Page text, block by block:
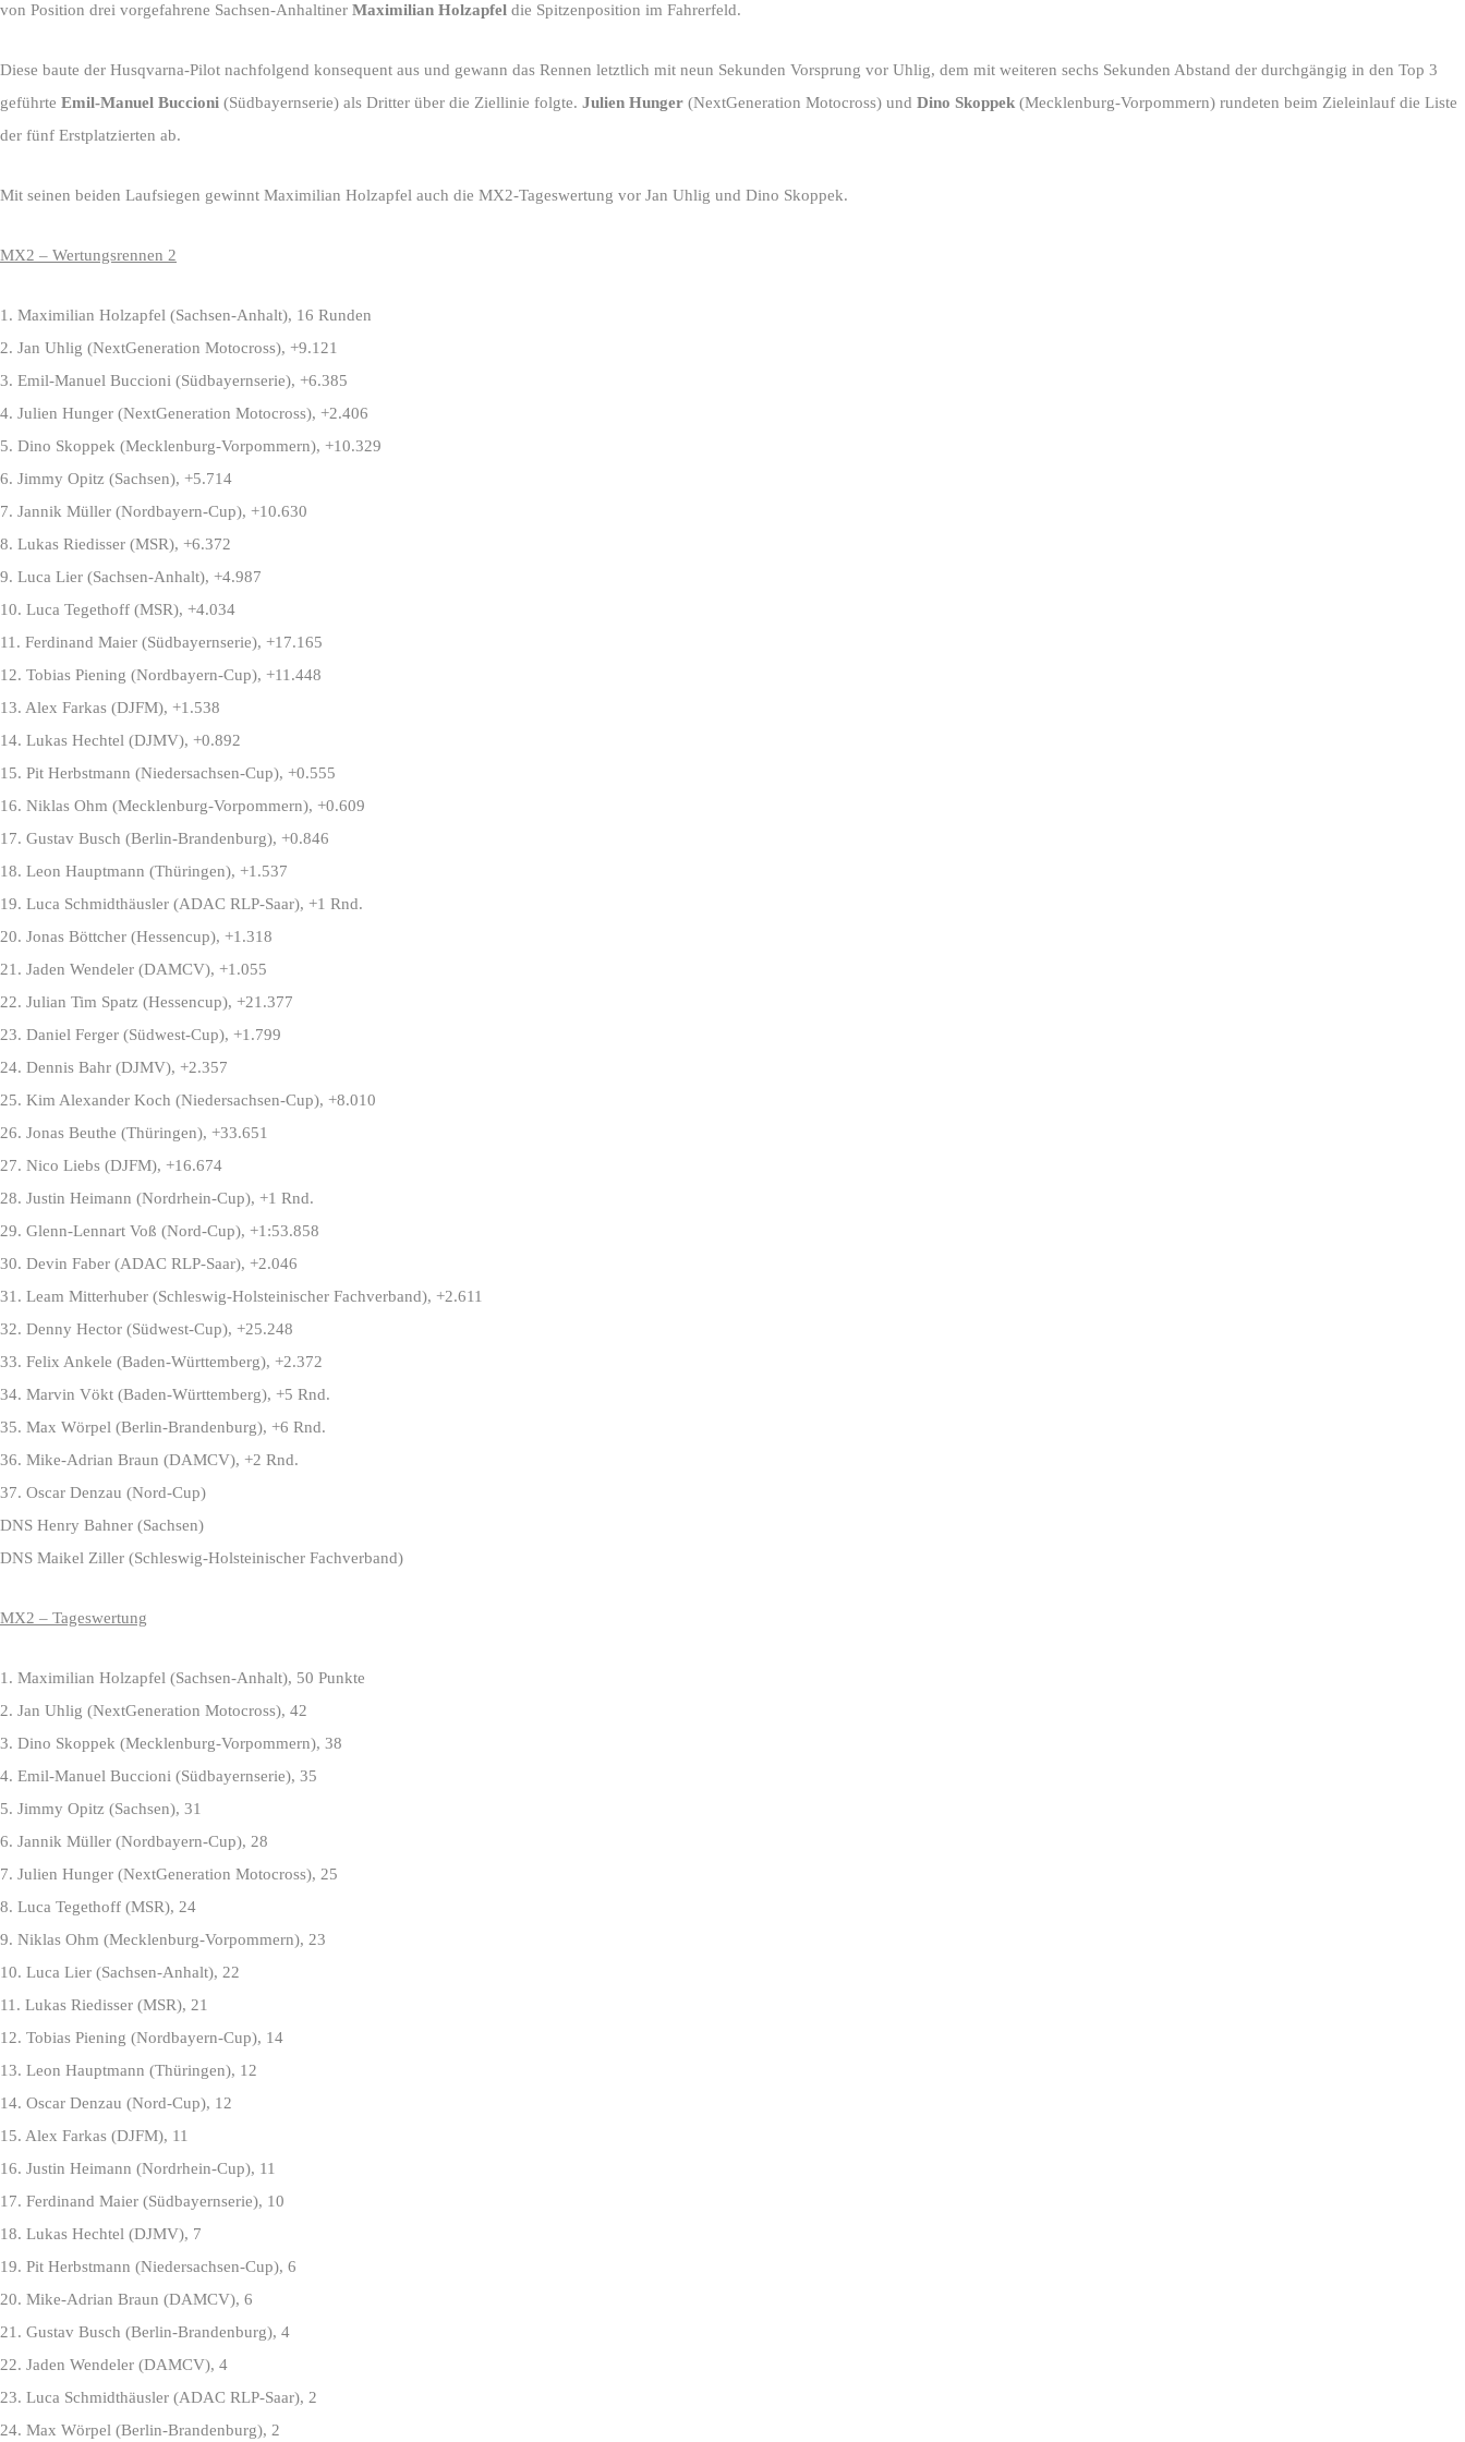
von Position drei vorgefahrene Sachsen-Anhaltiner Maximilian Holzapfel die Spitzenposition im Fahrerfeld.
Diese baute der Husqvarna-Pilot nachfolgend konsequent aus und gewann das Rennen letztlich mit neun Sekunden Vorsprung vor Uhlig, dem mit weiteren sechs Sekunden Abstand der durchgängig in den Top 3
geführte Emil-Manuel Buccioni (Südbayernserie) als Dritter über die Ziellinie folgte. Julien Hunger (NextGeneration Motocross) und Dino Skoppek (Mecklenburg-Vorpommern) rundeten beim Zieleinlauf die Liste
der fünf Erstplatzierten ab.
Mit seinen beiden Laufsiegen gewinnt Maximilian Holzapfel auch die MX2-Tageswertung vor Jan Uhlig und Dino Skoppek.
MX2 – Wertungsrennen 2
1. Maximilian Holzapfel (Sachsen-Anhalt), 16 Runden
2. Jan Uhlig (NextGeneration Motocross), +9.121
3. Emil-Manuel Buccioni (Südbayernserie), +6.385
4. Julien Hunger (NextGeneration Motocross), +2.406
5. Dino Skoppek (Mecklenburg-Vorpommern), +10.329
6. Jimmy Opitz (Sachsen), +5.714
7. Jannik Müller (Nordbayern-Cup), +10.630
8. Lukas Riedisser (MSR), +6.372
9. Luca Lier (Sachsen-Anhalt), +4.987
10. Luca Tegethoff (MSR), +4.034
11. Ferdinand Maier (Südbayernserie), +17.165
12. Tobias Piening (Nordbayern-Cup), +11.448
13. Alex Farkas (DJFM), +1.538
14. Lukas Hechtel (DJMV), +0.892
15. Pit Herbstmann (Niedersachsen-Cup), +0.555
16. Niklas Ohm (Mecklenburg-Vorpommern), +0.609
17. Gustav Busch (Berlin-Brandenburg), +0.846
18. Leon Hauptmann (Thüringen), +1.537
19. Luca Schmidthäusler (ADAC RLP-Saar), +1 Rnd.
20. Jonas Böttcher (Hessencup), +1.318
21. Jaden Wendeler (DAMCV), +1.055
22. Julian Tim Spatz (Hessencup), +21.377
23. Daniel Ferger (Südwest-Cup), +1.799
24. Dennis Bahr (DJMV), +2.357
25. Kim Alexander Koch (Niedersachsen-Cup), +8.010
26. Jonas Beuthe (Thüringen), +33.651
27. Nico Liebs (DJFM), +16.674
28. Justin Heimann (Nordrhein-Cup), +1 Rnd.
29. Glenn-Lennart Voß (Nord-Cup), +1:53.858
30. Devin Faber (ADAC RLP-Saar), +2.046
31. Leam Mitterhuber (Schleswig-Holsteinischer Fachverband), +2.611
32. Denny Hector (Südwest-Cup), +25.248
33. Felix Ankele (Baden-Württemberg), +2.372
34. Marvin Vökt (Baden-Württemberg), +5 Rnd.
35. Max Wörpel (Berlin-Brandenburg), +6 Rnd.
36. Mike-Adrian Braun (DAMCV), +2 Rnd.
37. Oscar Denzau (Nord-Cup)
DNS Henry Bahner (Sachsen)
DNS Maikel Ziller (Schleswig-Holsteinischer Fachverband)
MX2 – Tageswertung
1. Maximilian Holzapfel (Sachsen-Anhalt), 50 Punkte
2. Jan Uhlig (NextGeneration Motocross), 42
3. Dino Skoppek (Mecklenburg-Vorpommern), 38
4. Emil-Manuel Buccioni (Südbayernserie), 35
5. Jimmy Opitz (Sachsen), 31
6. Jannik Müller (Nordbayern-Cup), 28
7. Julien Hunger (NextGeneration Motocross), 25
8. Luca Tegethoff (MSR), 24
9. Niklas Ohm (Mecklenburg-Vorpommern), 23
10. Luca Lier (Sachsen-Anhalt), 22
11. Lukas Riedisser (MSR), 21
12. Tobias Piening (Nordbayern-Cup), 14
13. Leon Hauptmann (Thüringen), 12
14. Oscar Denzau (Nord-Cup), 12
15. Alex Farkas (DJFM), 11
16. Justin Heimann (Nordrhein-Cup), 11
17. Ferdinand Maier (Südbayernserie), 10
18. Lukas Hechtel (DJMV), 7
19. Pit Herbstmann (Niedersachsen-Cup), 6
20. Mike-Adrian Braun (DAMCV), 6
21. Gustav Busch (Berlin-Brandenburg), 4
22. Jaden Wendeler (DAMCV), 4
23. Luca Schmidthäusler (ADAC RLP-Saar), 2
24. Max Wörpel (Berlin-Brandenburg), 2
Die besten Fahrer aller deutschen
Motocross Klassen.
Ausschreibung
Teilnehmer
SERVICE
Anmelden Vorstart